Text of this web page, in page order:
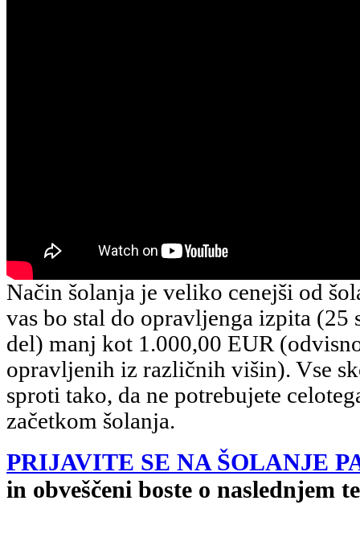
Način šolanja je veliko cenejši od
vas bo stal do opravljenga izpita
del) manj kot 1.000,00 EUR
opravljenih iz različnih višin). Vse
sproti tako, da ne potrebujete
začetkom šolanja.
PRIJAVITE SE NA ŠOLANJE
in obveščeni boste o naslednjem